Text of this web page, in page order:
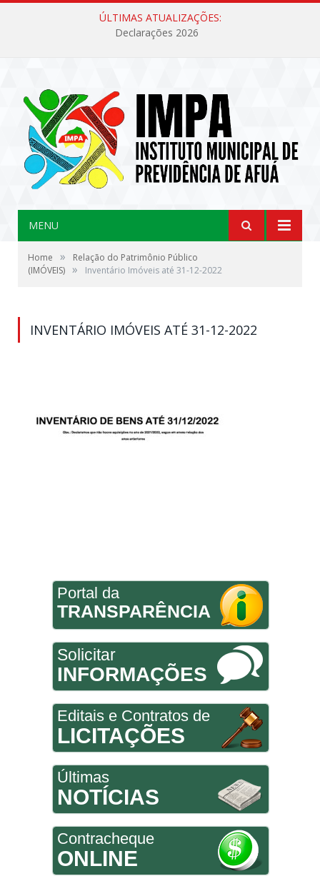
ÚLTIMAS ATUALIZAÇÕES:
Declarações 2026
MENU
Home »
Relação do Patrimônio Público
(IMÓVEIS) » Inventário Imóveis até 31-12-2022
INVENTÁRIO IMÓVEIS ATÉ 31-12-2022
Portal da
TRANSPARÊNCIA
Solicitar
INFORMAÇÕES
Editais e Contratos de
LICITAÇÕES
Últimas
NOTÍCIAS
Contracheque
ONLINE